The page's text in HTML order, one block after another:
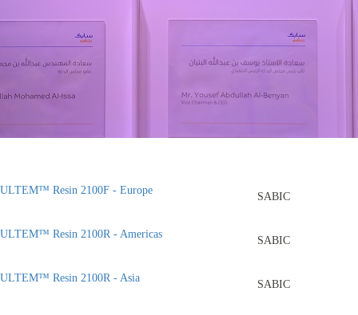
ULTEM™ Resin 2100F - Europe
SABIC
ULTEM™ Resin 2100R - Americas
SABIC
ULTEM™ Resin 2100R - Asia
SABIC